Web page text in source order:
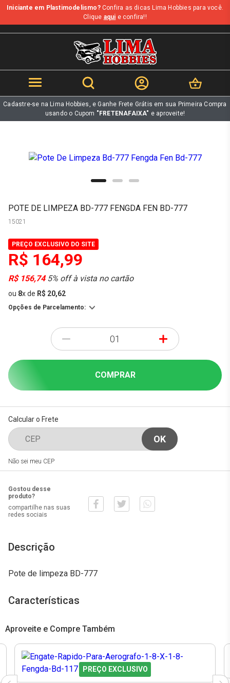
b
Iniciante em Plastimodelismo?Confira as dicas Lima Hobbies para você.
Clique aqui e confira!!
Cadastre-se na Lima Hobbies, e Ganhe Frete Grátis em sua Primeira Compra
usando o Cupom "FRETENAFAIXA" e aproveite!
POTE DE LIMPEZA BD-777 FENGDA FEN BD-777
15021
PREÇO EXCLUSIVO DO SITE
R$ 164,99
R$ 156,745% off à vista no cartão
ou 8xde R$ 20,62
Opções de Parcelamento:
- +
COMPRAR
Calcular o Frete
Não sei meu CEP
Gostou desse
produto?
compartilhe nas suas
redes sociais
Descrição
Pote de limpeza BD-777
Características
Aproveite e Compre Também
PREÇO EXCLUSIVO